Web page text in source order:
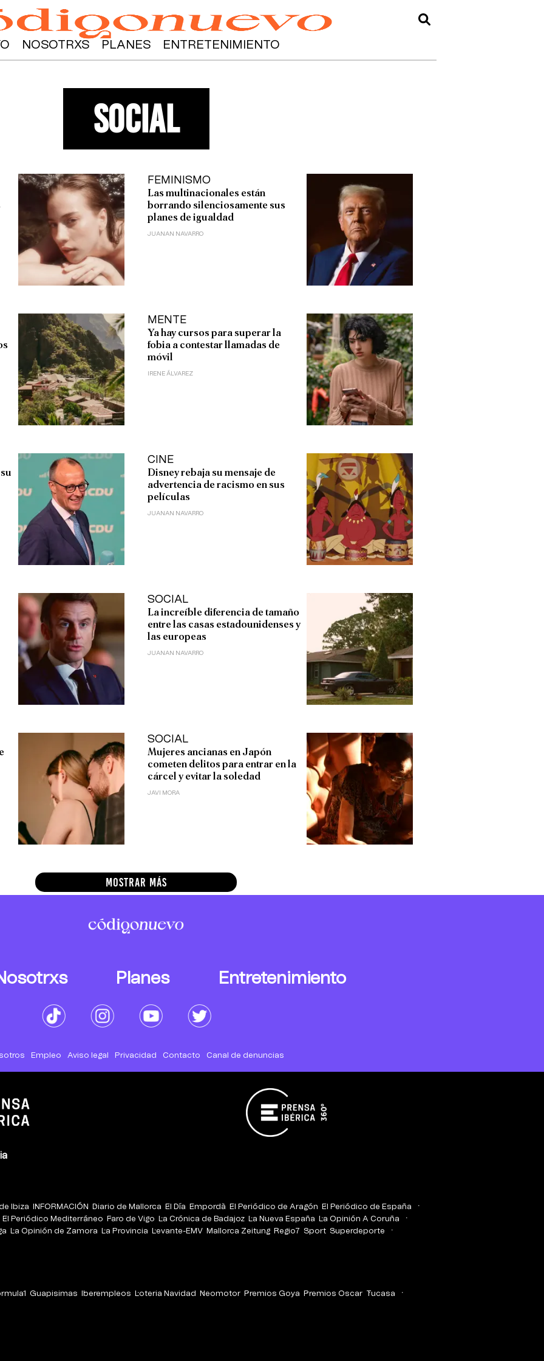
NOSOTRXS PLANES ENTRETENIMIENTO
social
FEMINISMO
Las multinacionales están
borrando silenciosamente sus
planes de igualdad
JUANAN NAVARRO
MENTE
Ya hay cursos para superar la
fobia a contestar llamadas de
móvil
IRENE ÁLVAREZ
CINE
Disney rebaja su mensaje de
advertencia de racismo en sus
películas
JUANAN NAVARRO
SOCIAL
La increíble diferencia de tamaño
entre las casas estadounidenses y
las europeas
JUANAN NAVARRO
SOCIAL
Mujeres ancianas en Japón
cometen delitos para entrar en la
cárcel y evitar la soledad
JAVI MORA
MOSTRAR MÁS
Planes Entretenimiento
Empleo Aviso legal Privacidad Contacto Canal de denuncias
Ibiza INFORMACIÓN Diario de Mallorca El Día Empordà El Periódico de Aragón
El Periódico de España
El Periódico Mediterráneo Faro de Vigo La Crónica de Badajoz La Nueva España
La Opinión A Coruña
La Opinión de Zamora La Provincia Levante-EMV Mallorca Zeitung Regio7 Sport Superdeporte
Guapisimas Iberempleos Loteria Navidad Neomotor Premios Goya Premios Oscar
Tucasa